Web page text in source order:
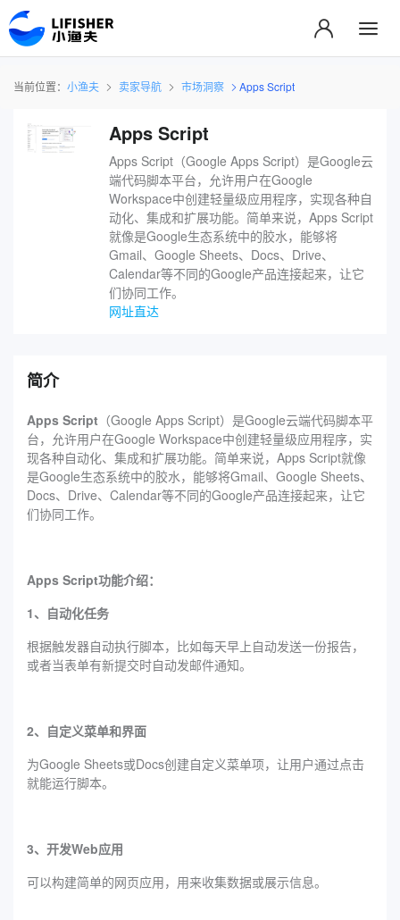
当前位置： 小渔夫 卖家导航 市场洞察 Apps Script
Apps Script
Apps Script（Google Apps Script）是Google云
端代码脚本平台，允许用户在Google
Workspace中创建轻量级应用程序，实现各种自
动化、集成和扩展功能。简单来说，Apps Script
就像是Google生态系统中的胶水，能够将
Gmail、Google Sheets、Docs、Drive、
Calendar等不同的Google产品连接起来，让它
们协同工作。
网址直达
简介
Apps Script （Google Apps Script）是Google云端代码脚本平
台，允许用户在Google Workspace中创建轻量级应用程序，实
现各种自动化、集成和扩展功能。简单来说，Apps Script就像
是Google生态系统中的胶水，能够将Gmail、Google Sheets、
Docs、Drive、Calendar等不同的Google产品连接起来，让它
们协同工作。
Apps Script功能介绍：
1、自动化任务
根据触发器自动执行脚本，比如每天早上自动发送一份报告，
或者当表单有新提交时自动发邮件通知。
2、自定义菜单和界面
为Google Sheets或Docs创建自定义菜单项，让用户通过点击
就能运行脚本。
3、开发Web应用
可以构建简单的网页应用，用来收集数据或展示信息。